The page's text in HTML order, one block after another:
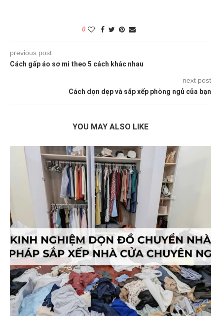
0
previous post
Cách gấp áo sơ mi theo 5 cách khác nhau
next post
Cách dọn dẹp và sắp xếp phòng ngủ của bạn
YOU MAY ALSO LIKE